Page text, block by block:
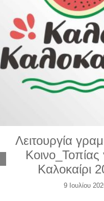
Λειτουργία
Κοινο_Τοπίας
Καλοκαίρι
9 Ιουλίου